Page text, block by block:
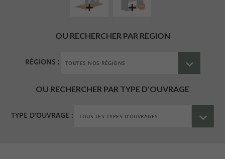
OU RECHERCHER PAR REGION
RÉGIONS :
OU RECHERCHER PAR TYPE D'OUVRAGE
TYPE D'OUVRAGE :